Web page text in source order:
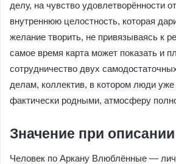
делу, на чувство удовлетворённости
внутреннюю целостность, которая
желание творить, не привязываясь к
самое время карта может показать и
сотрудничество двух
делам, коллектив, в котором люди уже
фактически родными, атмосферу
Значение при
Человек по Аркану Влюблённые —